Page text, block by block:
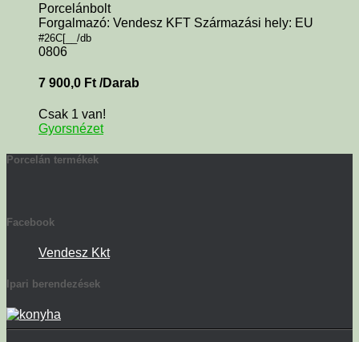
Porcelánbolt
Forgalmazó: Vendesz KFT Származási hely: EU
#26C[__/db
0806
7 900,0 Ft /Darab
Csak 1 van!
Gyorsnézet
Porcelán termékek
Facebook
Vendesz Kkt
Ipari berendezések